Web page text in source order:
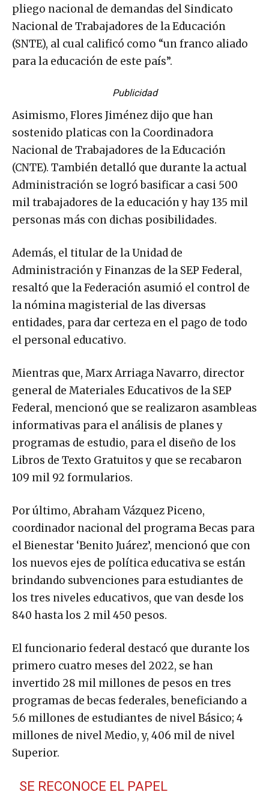
pliego nacional de demandas del Sindicato
Nacional de Trabajadores de la Educación
(SNTE), al cual calificó como “un franco aliado
para la educación de este país”.
Publicidad
Asimismo, Flores Jiménez dijo que han
sostenido platicas con la Coordinadora
Nacional de Trabajadores de la Educación
(CNTE). También detalló que durante la actual
Administración se logró basificar a casi 500
mil trabajadores de la educación y hay 135 mil
personas más con dichas posibilidades.
Además, el titular de la Unidad de
Administración y Finanzas de la SEP Federal,
resaltó que la Federación asumió el control de
la nómina magisterial de las diversas
entidades, para dar certeza en el pago de todo
el personal educativo.
Mientras que, Marx Arriaga Navarro, director
general de Materiales Educativos de la SEP
Federal, mencionó que se realizaron asambleas
informativas para el análisis de planes y
programas de estudio, para el diseño de los
Libros de Texto Gratuitos y que se recabaron
109 mil 92 formularios.
Por último, Abraham Vázquez Piceno,
coordinador nacional del programa Becas para
el Bienestar ‘Benito Juárez’, mencionó que con
los nuevos ejes de política educativa se están
brindando subvenciones para estudiantes de
los tres niveles educativos, que van desde los
840 hasta los 2 mil 450 pesos.
El funcionario federal destacó que durante los
primero cuatro meses del 2022, se han
invertido 28 mil millones de pesos en tres
programas de becas federales, beneficiando a
5.6 millones de estudiantes de nivel Básico; 4
millones de nivel Medio, y, 406 mil de nivel
Superior.
SE RECONOCE EL PAPEL